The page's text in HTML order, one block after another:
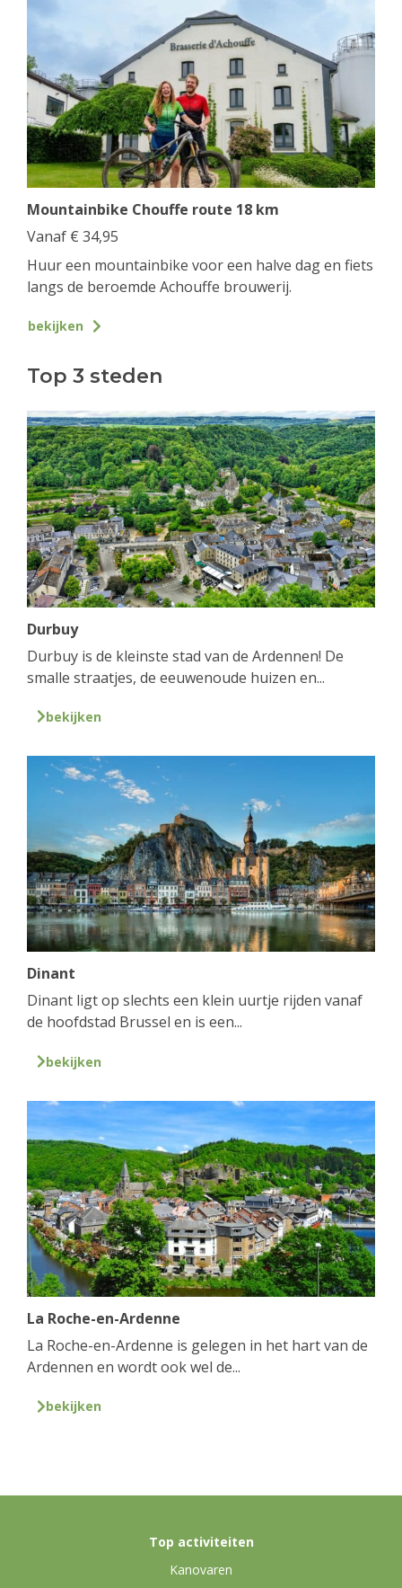
Mountainbike Chouffe route 18 km
Vanaf € 34,95
Huur een mountainbike voor een halve dag en fiets
langs de beroemde Achouffe brouwerij.
bekijken
Top 3 steden
Durbuy
Durbuy is de kleinste stad van de Ardennen! De
smalle straatjes, de eeuwenoude huizen en...
bekijken
Dinant
Dinant ligt op slechts een klein uurtje rijden vanaf
de hoofdstad Brussel en is een...
bekijken
La Roche-en-Ardenne
La Roche-en-Ardenne is gelegen in het hart van de
Ardennen en wordt ook wel de...
bekijken
Top activiteiten
Kanovaren